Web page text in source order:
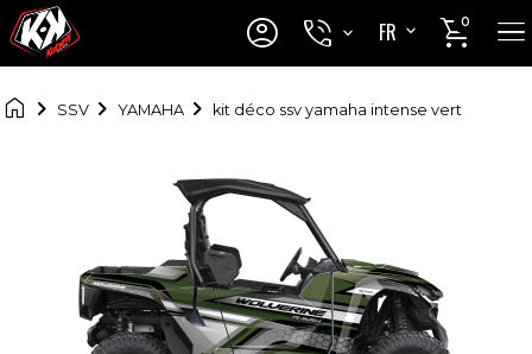
 
FR
EN

0 
 SSV YAMAHA kit déco ssv yamaha intense vert